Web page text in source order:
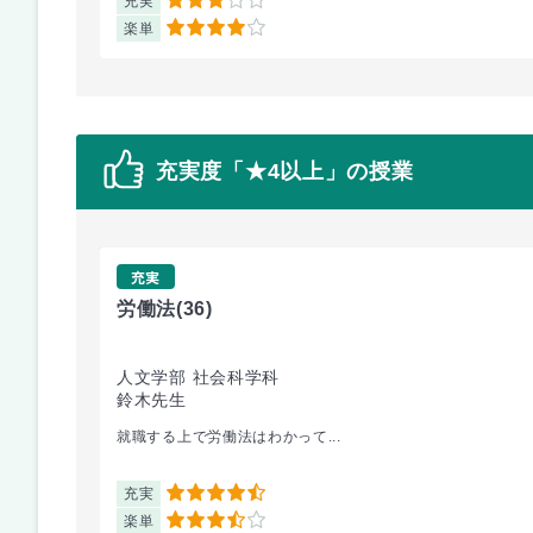
楽単 4
充実度「★4以上」の授業
充実
労働法(36)
人文学部 社会科学科
鈴木先生
就職する上で労働法はわかって...
充実 4.5
楽単 3.5